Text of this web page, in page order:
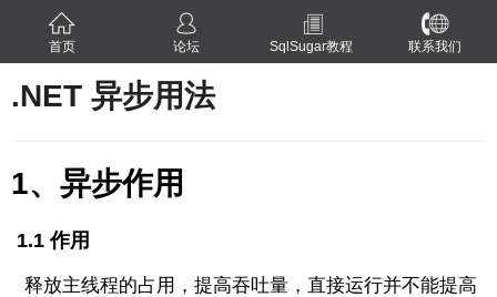
首页 论坛 SqlSugar教程 联系我们
.NET 异步用法
1、异步作用
1.1 作用
释放主线程的占用，提高吞吐量，直接运行并不能提高